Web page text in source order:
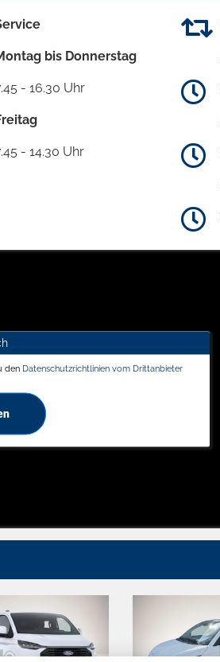
bis Donnerstag
- 16.30 Uhr
- 14.30 Uhr
den Datenschutzrichtlinien vom Drittanbieter